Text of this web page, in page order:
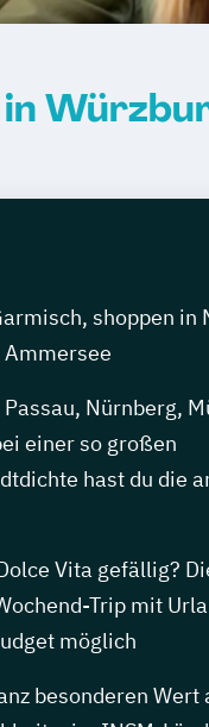
shoppen in
Ammersee
Nürnberg,
einer so großen
hast du die
Vita gefällig?
Trip mit
möglich
besonderen